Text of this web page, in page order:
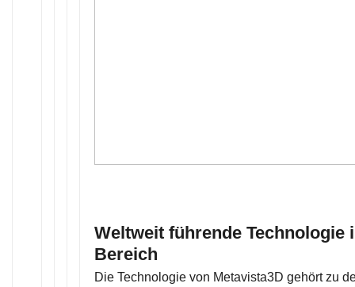
Weltweit führende Technologie
Bereich
Die Technologie von Metavista3D gehört zu